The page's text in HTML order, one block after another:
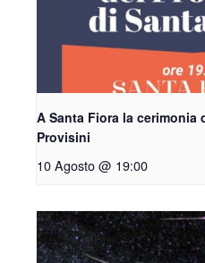
A Santa Fiora la cerimonia
Provisini
10 Agosto @ 19:00